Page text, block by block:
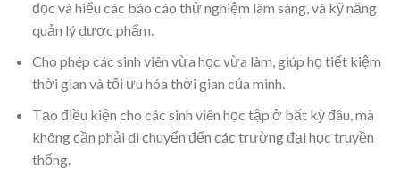
đọc và hiểu các báo cáo thử nghiệm lâm sàng, và kỹ năng
quản lý dược phẩm.
Cho phép các sinh viên vừa học vừa làm, giúp họ tiết kiệm
thời gian và tối ưu hóa thời gian của mình.
Tạo điều kiện cho các sinh viên học tập ở bất kỳ đâu, mà
không cần phải di chuyển đến các trường đại học truyền
thống.